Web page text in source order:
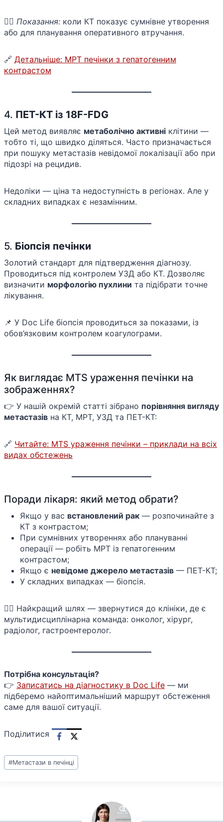
👨‍⚕️ Показання: коли КТ показує сумнівне утворення
або для планування оперативного втручання.
🔗 Детальніше: МРТ печінки з гепатогенним
контрастом
4. ПЕТ-КТ із 18F-FDG
Цей метод виявляє метаболічно активні клітини —
тобто ті, що швидко діляться. Часто призначається
при пошуку метастазів невідомої локалізації або при
підозрі на рецидив.
Недоліки — ціна та недоступність в регіонах. Але у
складних випадках є незамінним.
5. Біопсія печінки
Золотий стандарт для підтвердження діагнозу.
Проводиться під контролем УЗД або КТ. Дозволяє
визначити морфологію пухлини та підібрати точне
лікування.
📌 У Doc Life біопсія проводиться за показами, із
обов’язковим контролем коагулограми.
Як виглядає MTS ураження печінки на
зображеннях?
👉 У нашій окремій статті зібрано порівняння вигляду
метастазів на КТ, МРТ, УЗД та ПЕТ-КТ:
🔗 Читайте: MTS ураження печінки – приклади на всіх
видах обстежень
Поради лікаря: який метод обрати?
Якщо у вас встановлений рак — розпочинайте з
КТ з контрастом;
При сумнівних утвореннях або плануванні
операції — робіть МРТ із гепатогенним
контрастом;
Якщо є невідоме джерело метастазів — ПЕТ-КТ;
У складних випадках — біопсія.
🧑‍⚕️ Найкращий шлях — звернутися до клініки, де є
мультидисциплінарна команда: онколог, хірург,
радіолог, гастроентеролог.
Потрібна консультація?
👉 Записатись на діагностику в Doc Life — ми
підберемо найоптимальніший маршрут обстеження
саме для вашої ситуації.
Поділитися
Позначки
запису:
#Метастази в печінці